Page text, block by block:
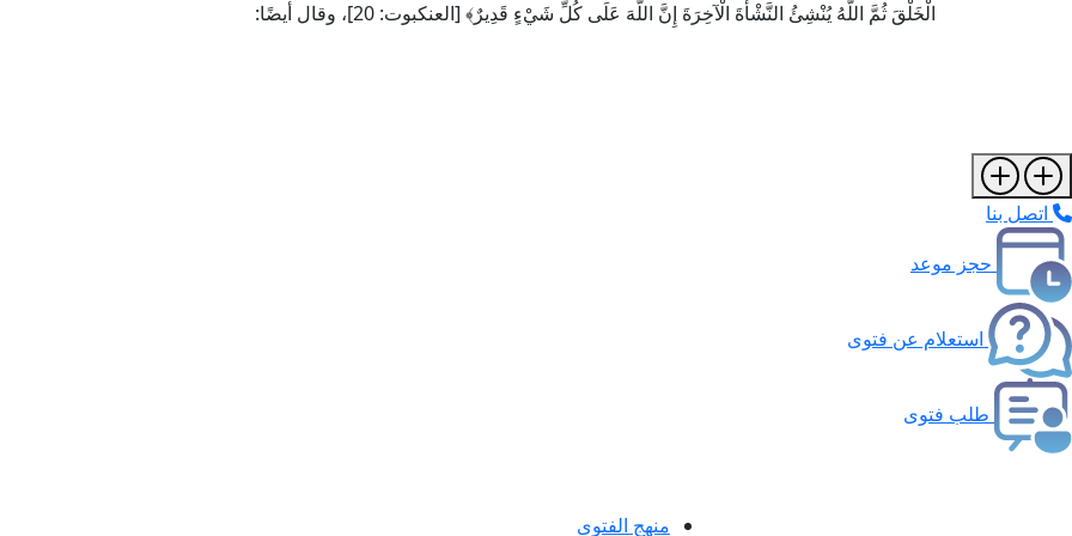
الْخَلْقَ ثُمَّ اللَّهُ يُنْشِئُ النَّشْأَةَ الْآخِرَةَ إِنَّ اللَّهَ عَلَى كُلِّ شَيْءٍ قَدِيرٌ﴾ [العنكبوت: 20]، وقال أيضًا:
اتصل بنا
حجز موعد
استعلام عن فتوى
طلب فتوى
منهج الفتوى